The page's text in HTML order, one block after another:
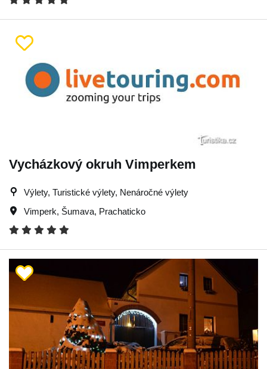
Vycházkový okruh Vimperkem
Výlety, Turistické výlety, Nenáročné výlety
Vimperk, Šumava, Prachaticko